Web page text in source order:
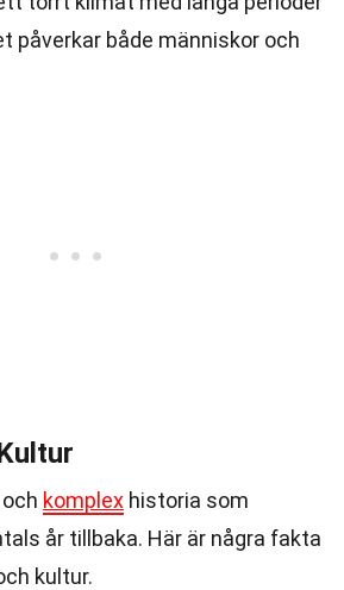
påverkar både människor och
komplex historia som
år tillbaka. Här är några fakta
kultur.